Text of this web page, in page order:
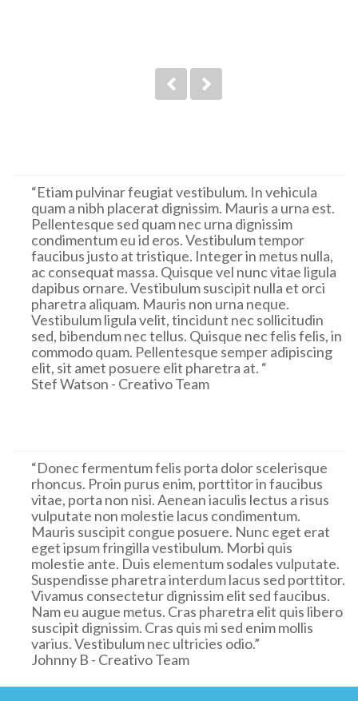
“Etiam pulvinar feugiat vestibulum. In vehicula
quam a nibh placerat dignissim. Mauris a urna est.
Pellentesque sed quam nec urna dignissim
condimentum eu id eros. Vestibulum tempor
faucibus justo at tristique. Integer in metus nulla,
ac consequat massa. Quisque vel nunc vitae ligula
dapibus ornare. Vestibulum suscipit nulla et orci
pharetra aliquam. Mauris non urna neque.
Vestibulum ligula velit, tincidunt nec sollicitudin
sed, bibendum nec tellus. Quisque nec felis felis, in
commodo quam. Pellentesque semper adipiscing
elit, sit amet posuere elit pharetra at. “
Stef Watson - Creativo Team
“Donec fermentum felis porta dolor scelerisque
rhoncus. Proin purus enim, porttitor in faucibus
vitae, porta non nisi. Aenean iaculis lectus a risus
vulputate non molestie lacus condimentum.
Mauris suscipit congue posuere. Nunc eget erat
eget ipsum fringilla vestibulum. Morbi quis
molestie ante. Duis elementum sodales vulputate.
Suspendisse pharetra interdum lacus sed porttitor.
Vivamus consectetur dignissim elit sed faucibus.
Nam eu augue metus. Cras pharetra elit quis libero
suscipit dignissim. Cras quis mi sed enim mollis
varius. Vestibulum nec ultricies odio.”
Johnny B - Creativo Team